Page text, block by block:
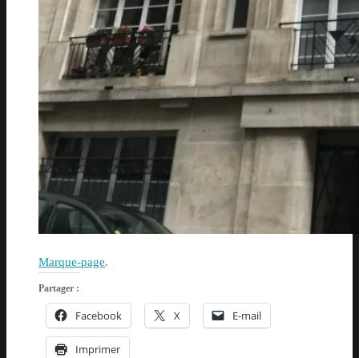
Marque-page.
Partager :
Facebook X E-mail
Imprimer